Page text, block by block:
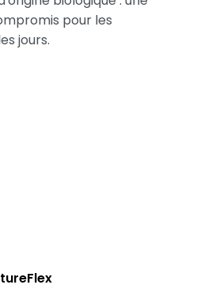
pour les
jours.